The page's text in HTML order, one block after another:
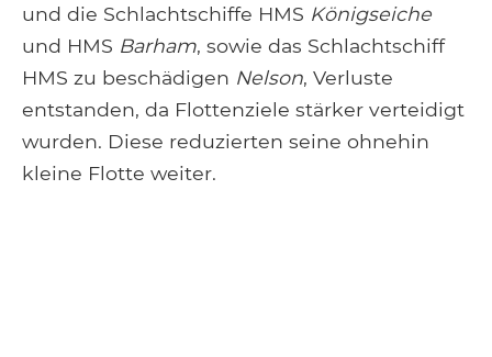
und die Schlachtschiffe HMS Königseiche
und HMS Barham, sowie das Schlachtschiff
HMS zu beschädigen Nelson, Verluste
entstanden, da Flottenziele stärker verteidigt
wurden. Diese reduzierten seine ohnehin
kleine Flotte weiter.